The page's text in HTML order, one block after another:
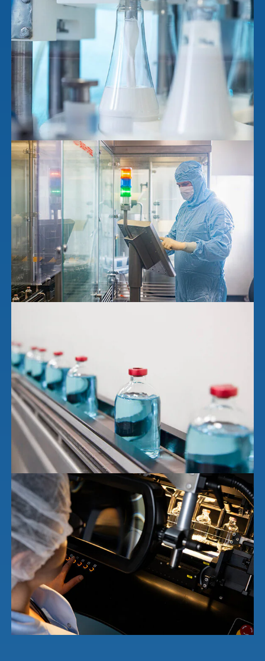
anzeigen
Praxissoftware
Ergebnisse
anzeigen
Arzneimittel
Ergebnisse
anzeigen
novaderma
Ergebnisse
anzeigen
gründen
Ergebnisse
anzeigen
Mitgliedschaft
Ergebnisse
anzeigen
Nachhaltigkeit
Ergebnisse
anzeigen
WDT Info
Ergebnisse
anzeigen
WDT-
Mitgliedschaft
Pharma-
Produktion
News & Socials
WDT-Gruppe
Marktplatz
vetlog.one
Tierarzt24.de
vetsoft.one
vetat.work